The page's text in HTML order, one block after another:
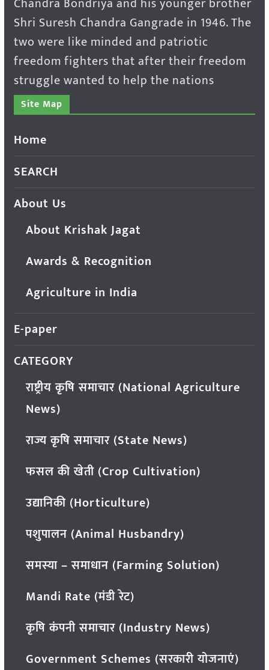
Shri Suresh Chandra Gangrade in 1946. The
two were like minded and patriotic
freedom fighters that after their freedom
struggle wanted to help the nations
Site Map
Home
SEARCH
About Us
About Krishak Jagat
Awards & Recognition
Agriculture in India
E-paper
CATEGORY
राष्ट्रीय कृषि समाचार (National Agriculture
News)
राज्य कृषि समाचार (State News)
फसल की खेती (Crop Cultivation)
उद्यानिकी (Horticulture)
पशुपालन (Animal Husbandry)
समस्या – समाधान (Farming Solution)
Mandi Rate (मंडी रेट)
कृषि कंपनी समाचार (Industry News)
Government Schemes (सरकारी योजनाएं)